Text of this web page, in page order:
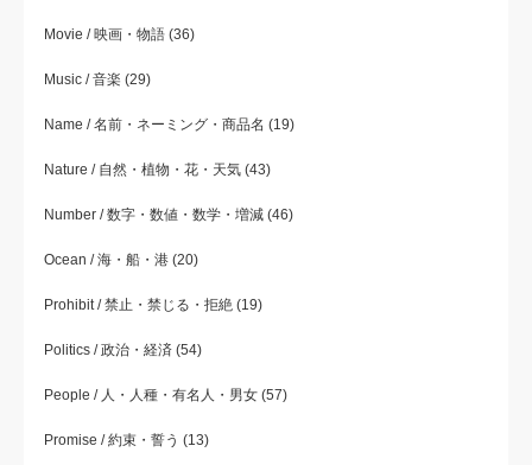
Movie / 映画・物語 (36)
Music / 音楽 (29)
Name / 名前・ネーミング・商品名 (19)
Nature / 自然・植物・花・天気 (43)
Number / 数字・数値・数学・増減 (46)
Ocean / 海・船・港 (20)
Prohibit / 禁止・禁じる・拒絶 (19)
Politics / 政治・経済 (54)
People / 人・人種・有名人・男女 (57)
Promise / 約束・誓う (13)